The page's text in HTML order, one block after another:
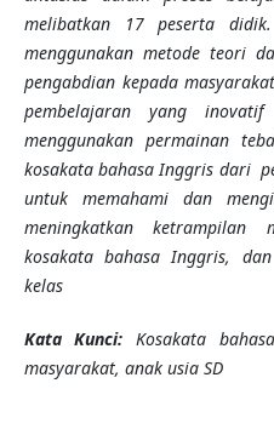
melibatkan 17 peserta
menggunakan metode teori
pengabdian kepada
pembelajaran yang inovatif
menggunakan permainan
kosakata bahasa Inggris dari
untuk memahami dan
meningkatkan ketrampilan
kosakata bahasa Inggris,
kelas
Kata Kunci: Kosakata
masyarakat, anak usia SD